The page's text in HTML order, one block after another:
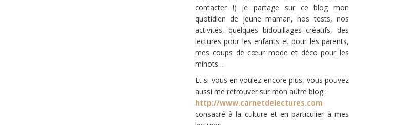
contacter !) je partage sur ce blog mon
quotidien de jeune maman, nos tests, nos
activités, quelques bidouillages créatifs, des
lectures pour les enfants et pour les parents,
mes coups de cœur mode et déco pour les
minots…
Et si vous en voulez encore plus, vous pouvez
aussi me retrouver sur mon autre blog :
http://www.carnetdelectures.com
consacré à la culture et en particulier à mes